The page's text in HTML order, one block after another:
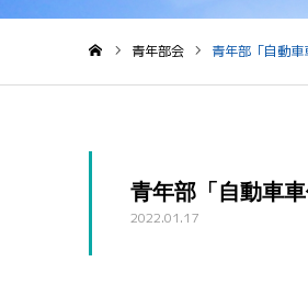
青年部会 青年部「自動
青年部「自動車
2022.01.17